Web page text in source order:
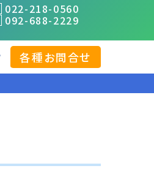
022-218-0560
092-688-2229
各種お問合せ